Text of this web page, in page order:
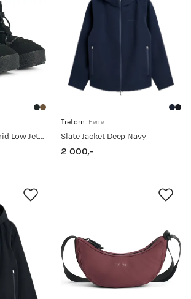
Women's Aspa Hybrid Low Jet Black
Tretorn Herre
Slate Jacket Deep Navy
price
2 000,-